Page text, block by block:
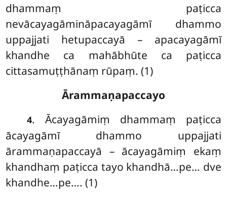
dhammaṃ paṭicca
nevācayagāmināpacayagāmī dhammo
uppajjati hetupaccayā – apacayagāmī
khandhe ca mahābhūte ca paṭicca
cittasamuṭṭhānaṃ rūpaṃ. (1)
Ārammaṇapaccayo
4. Ācayagāmiṃ dhammaṃ paṭicca
ācayagāmī dhammo uppajjati
ārammaṇapaccayā – ācayagāmiṃ ekaṃ
khandhaṃ paṭicca tayo khandhā…pe… dve
khandhe…pe…. (1)